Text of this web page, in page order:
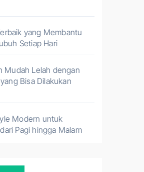
yang Membantu
Setiap Hari
Mudah Lelah dengan
Bisa Dilakukan
Modern untuk
Pagi hingga Malam